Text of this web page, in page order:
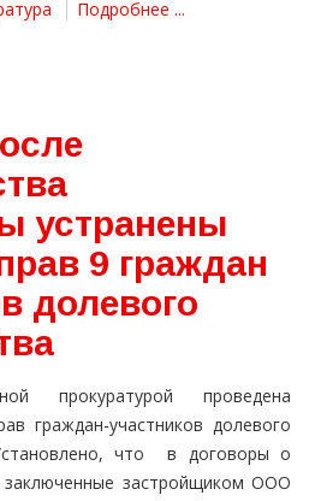
Подробнее ...
устранены
9 граждан
долевого
прокуратурой проведена
граждан-участников долевого
что в договоры о
заключенные застройщиком ООО